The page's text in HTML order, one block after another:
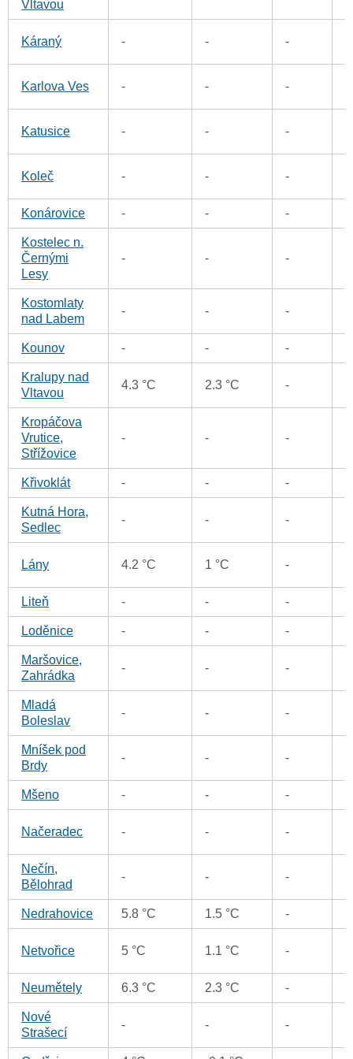
Vltavou
Káraný - - -
Karlova Ves - - -
Katusice - - -
Koleč - - -
Konárovice - - -
Kostelec n.
Černými
Lesy
- - -
Kostomlaty
nad Labem
- - -
Kounov - - -
Kralupy nad
Vltavou
4.3 °C 2.3 °C -
Kropáčova
Vrutice,
Střížovice
- - -
Křivoklát - - -
Kutná Hora,
Sedlec
- - -
Lány 4.2 °C 1 °C -
Liteň - - -
Loděnice - - -
Maršovice,
Zahrádka
- - -
Mladá
Boleslav
- - -
Mníšek pod
Brdy
- - -
Mšeno - - -
Načeradec - - -
Nečín,
Bělohrad
- - -
Nedrahovice 5.8 °C 1.5 °C -
Netvořice 5 °C 1.1 °C -
Neumětely 6.3 °C 2.3 °C -
Nové
Strašecí
- - -